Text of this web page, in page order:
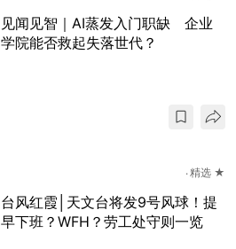
见闻见智｜AI蒸发入门职缺 企业
学院能否救起失落世代？
精选 ★
台风红霞│天文台将发9号风球！提
早下班？WFH？劳工处守则一览